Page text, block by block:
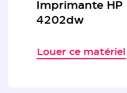
Imprimante HP
4202dw
Louer ce matériel